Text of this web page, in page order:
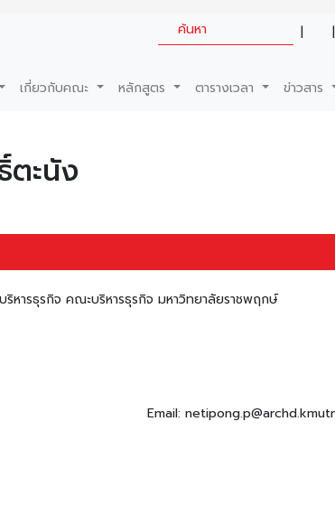
| |
เกี่ยวกับคณะ หลักสูตร ตารางเวลา ข่าวสาร
ตะนัง
บริหารธุรกิจ คณะบริหารธุรกิจ มหาวิทยาลัยราชพฤกษ์
Email: